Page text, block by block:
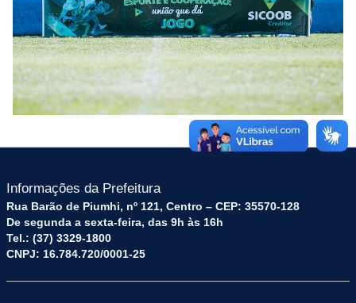
Informações da Prefeitura
Rua Barão de Piumhi, nº 121, Centro – CEP: 35570-128
De segunda a sexta-feira, das 9h às 16h
Tel.: (37) 3329-1800
CNPJ: 16.784.720/0001-25